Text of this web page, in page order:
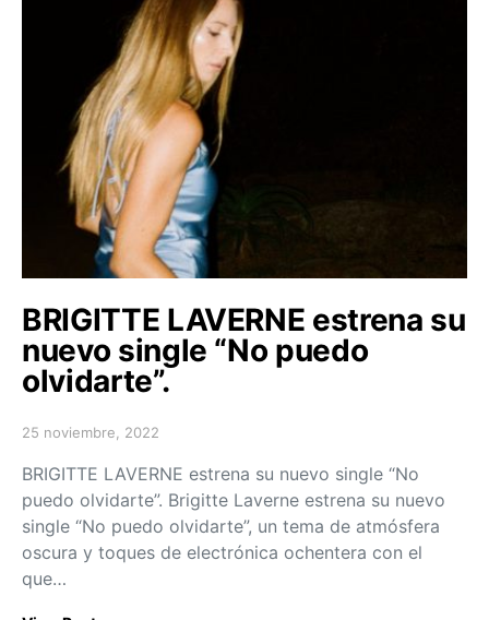
BRIGITTE LAVERNE estrena su
nuevo single “No puedo
olvidarte”.
Posted on
25 noviembre, 2022
BRIGITTE LAVERNE estrena su nuevo single “No
puedo olvidarte”. Brigitte Laverne estrena su nuevo
single “No puedo olvidarte”, un tema de atmósfera
oscura y toques de electrónica ochentera con el
que…